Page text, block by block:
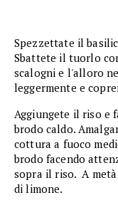
Spezzettate il
Sbattete il tuorlo
scalogni e l'alloro
leggermente e
Aggiungete il riso e
brodo caldo.
cottura a fuoco
brodo facendo
sopra il riso. A
di limone.